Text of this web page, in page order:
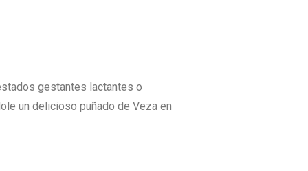
gestantes lactantes o
un delicioso puñado de Veza en